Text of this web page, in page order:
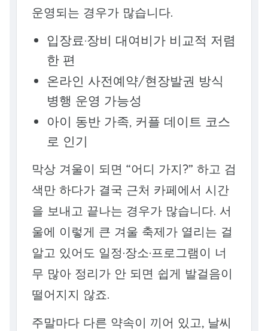
운영되는 경우가 많습니다.
입장료·장비 대여비가 비교적 저렴
한 편
온라인 사전예약/현장발권 방식
병행 운영 가능성
아이 동반 가족, 커플 데이트 코스
로 인기
막상 겨울이 되면 “어디 가지?” 하고 검
색만 하다가 결국 근처 카페에서 시간
을 보내고 끝나는 경우가 많습니다. 서
울에 이렇게 큰 겨울 축제가 열리는 걸
알고 있어도 일정·장소·프로그램이 너
무 많아 정리가 안 되면 쉽게 발걸음이
떨어지지 않죠.
주말마다 다른 약속이 끼어 있고, 날씨